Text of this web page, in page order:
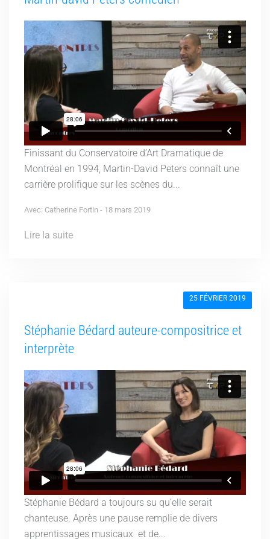
Finissant du Conservatoire d’Art Dramatique de
Montréal en 1994, Martin-David Peters connaît une
carrière prolifique sur les scènes du...
Avec: Catherine Fortin - 18 mars 2019
Lire la suite
25 FÉVRIER 2019
Stéphanie Bédard auteure-compositrice et
interprète
Stéphanie Bédard a toujours su qu’elle serait
chanteuse. Après une pause remplie de divers
apprentissages musicaux et de...